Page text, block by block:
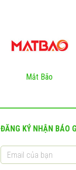
Mắt Bão
ĐĂNG KÝ NHẬN BÁO